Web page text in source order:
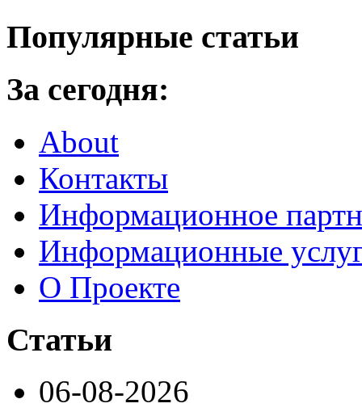
Популярные статьи
За сегодня:
About
Контакты
Информационное
Информационные
О Проекте
Статьи
06-08-2026